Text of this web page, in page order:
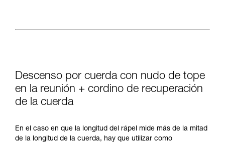
Descenso por cuerda con nudo de tope
en la reunión + cordino de recuperación
de la cuerda
En el caso en que la longitud del rápel mide más de la mitad
de la longitud de la cuerda, hay que utilizar como